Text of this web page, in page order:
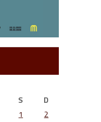
S
D
1
2